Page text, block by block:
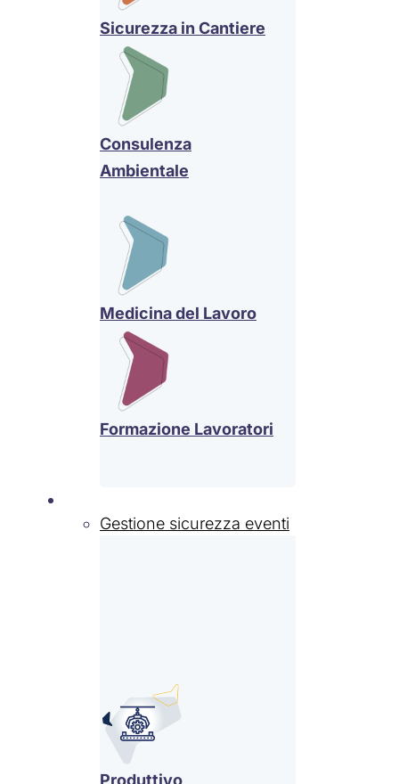
Sicurezza in Cantiere
Consulenza
Ambientale
Medicina del Lavoro
Formazione Lavoratori
Gestione sicurezza eventi
Produttivo